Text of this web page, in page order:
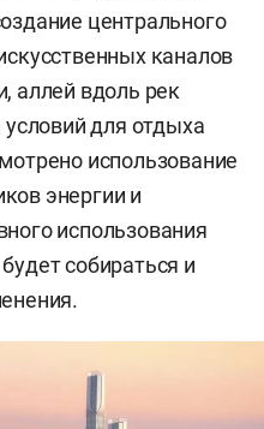
центрального
каналов
аллей вдоль рек
для отдыха
использование
энергии и
использования
собираться и